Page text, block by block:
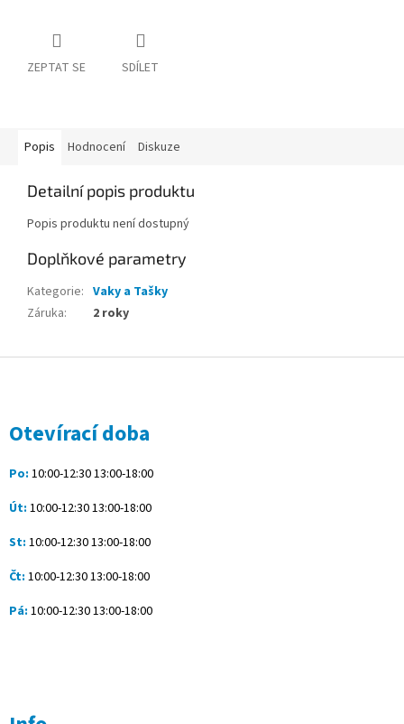
ZEPTAT SE SDÍLET
Popis Hodnocení Diskuze
Detailní popis produktu
Popis produktu není dostupný
Doplňkové parametry
Kategorie: Vaky a Tašky
Záruka: 2 roky
Otevírací doba
Po: 10:00-12:30 13:00-18:00
Út: 10:00-12:30 13:00-18:00
St: 10:00-12:30 13:00-18:00
Čt: 10:00-12:30 13:00-18:00
Pá: 10:00-12:30 13:00-18:00